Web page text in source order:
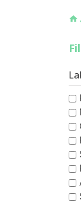
home